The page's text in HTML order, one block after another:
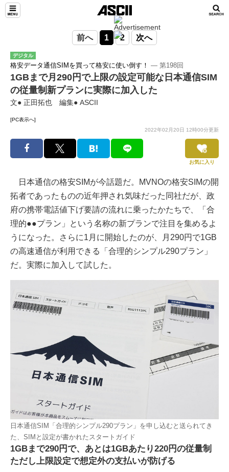
前へ 1 2 次へ
デジタル
格安データ通信SIMを買って格安に使い倒す！ ― 第198回
1GBまで月290円で上限の設定可能な日本通信SIM
の従量制新プランに実際に加入した
文● 正田拓也 編集● ASCII
[PC表示へ]
2022年02月20日 12時00分更新
お気に入り
日本通信の格安SIMが今話題だ。MVNOの格安SIMの開
拓者であったものの近年押され気味だった同社だが、政
府の携帯電話値下げ要請の流れに乗ったかたちで、「合
理的●●プラン」という名称の新プランで注目を集めるよ
うになった。さらに1月に開始したのが、月290円で1GB
の高速通信が利用できる「合理的シンプル290プラン」
だ。実際に加入して試した。
日本通信SIM「合理的シンプル290プラン」を申し込むと送られてき
た、SIMと設定が書かれたスタートガイド
1GBまで290円で、あとは1GBあたり220円の従量制
ただし上限設定で想定外の支払いが防げる